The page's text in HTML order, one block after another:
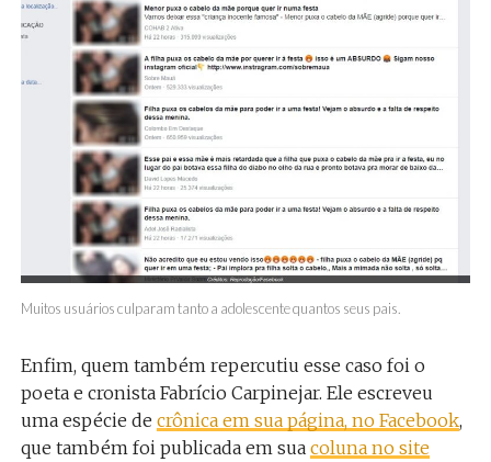
Muitos usuários culparam tanto a adolescente quantos seus pais.
Enfim, quem também repercutiu esse caso foi o
poeta e cronista Fabrício Carpinejar. Ele escreveu
uma espécie de crônica em sua página, no Facebook,
que também foi publicada em sua coluna no site